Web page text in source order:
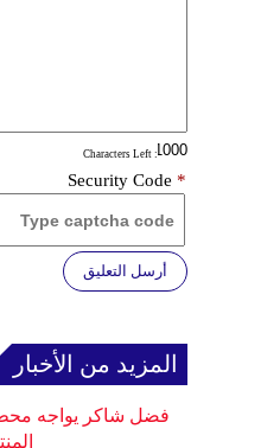
: Characters Left
Security Code *
أرسل التعليق
المزيد من الأخبار
فضل شاكر يواجه